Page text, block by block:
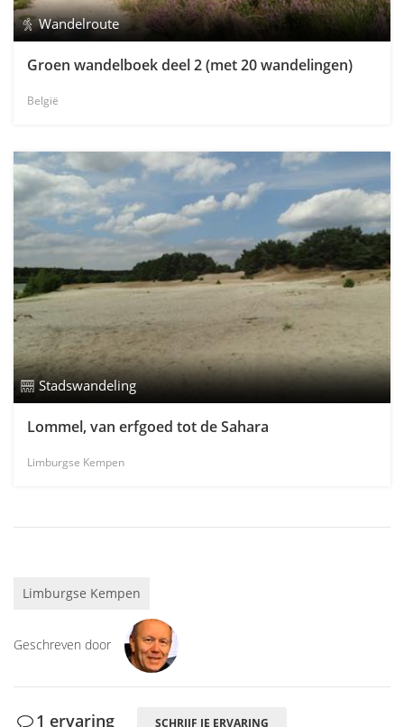
Wandelroute
Groen wandelboek deel 2 (met 20 wandelingen)
België
Stadswandeling
Lommel, van erfgoed tot de Sahara
Limburgse Kempen
Limburgse Kempen
Geschreven door
1 ervaring SCHRIJF JE ERVARING